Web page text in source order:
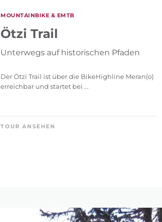
MOUNTAINBIKE & EMTB
Ötzi Trail
Unterwegs auf historischen Pfaden
Der Ötzi Trail ist über die BikeHighline Meran(o)
erreichbar und startet bei ...
TOUR ANSEHEN